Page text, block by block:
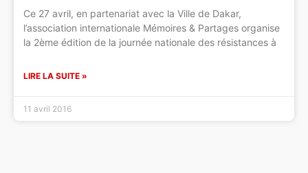
Ce 27 avril, en partenariat avec la Ville de Dakar,
l’association internationale Mémoires & Partages organise
la 2ème édition de la journée nationale des résistances à
LIRE LA SUITE »
11 avril 2016